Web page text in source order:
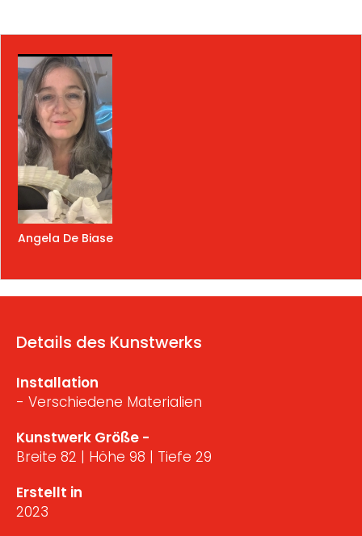
Angela De Biase
Details des Kunstwerks
Installation
- Verschiedene Materialien
Kunstwerk Größe -
Breite 82 | Höhe 98 | Tiefe 29
Erstellt in
2023